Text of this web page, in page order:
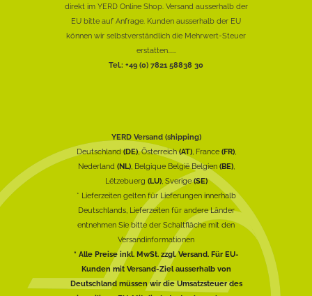
direkt im YERD Online Shop. Versand ausserhalb der
EU bitte auf Anfrage. Kunden ausserhalb der EU
können wir selbstverständlich die Mehrwert-Steuer
erstatten......
Tel.: +49 (0) 7821 58838 30
YERD Versand (shipping)
Deutschland(DE), Österreich(AT), France (FR),
Nederland (NL), Belgique België Belgien (BE),
Lëtzebuerg (LU), Sverige(SE)
* Lieferzeiten gelten für Lieferungen innerhalb
Deutschlands, Lieferzeiten für andere Länder
entnehmen Sie bitte der Schaltfläche mit den
Versandinformationen
* Alle Preise inkl. MwSt. zzgl. Versand. Für EU-
Kunden mit Versand-Ziel ausserhalb von
Deutschland müssen wir die Umsatzsteuer des